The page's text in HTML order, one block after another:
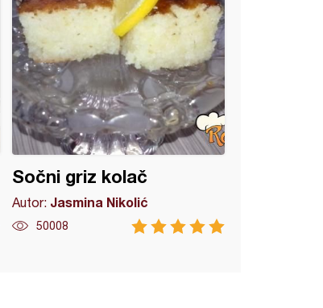
Sočni griz kolač
Autor: Jasmina Nikolić
50008